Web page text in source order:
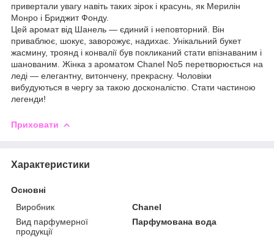
привертали увагу навіть таких зірок і красунь, як Мерилін
Монро і Бриджит Фонду.
Цей аромат від Шанель — єдиний і неповторний. Він
приваблює, шокує, заворожує, надихає. Унікальний букет
жасмину, троянд і конвалії був покликаний стати впізнаваним і
шанованим. Жінка з ароматом Chanel No5 перетворюється на
леді — елегантну, витончену, прекрасну. Чоловіки
вибудуються в чергу за такою досконалістю. Стати частиною
легенди!
Приховати
Характеристики
Основні
Виробник
Chanel
Вид парфумерної
продукції
Парфумована вода